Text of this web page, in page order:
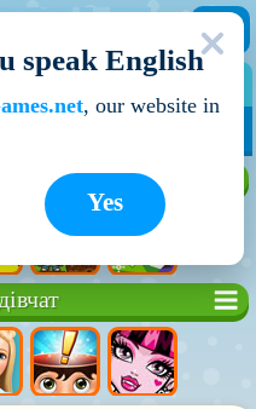
speak English
, our website in
Yes